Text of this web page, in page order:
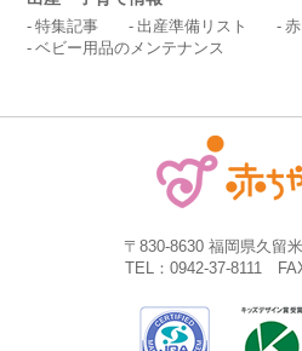
特集記事 出産準備リスト
ベビー用品のメンテナンス
〒830-8630 福岡県久留
TEL：0942-37-8111